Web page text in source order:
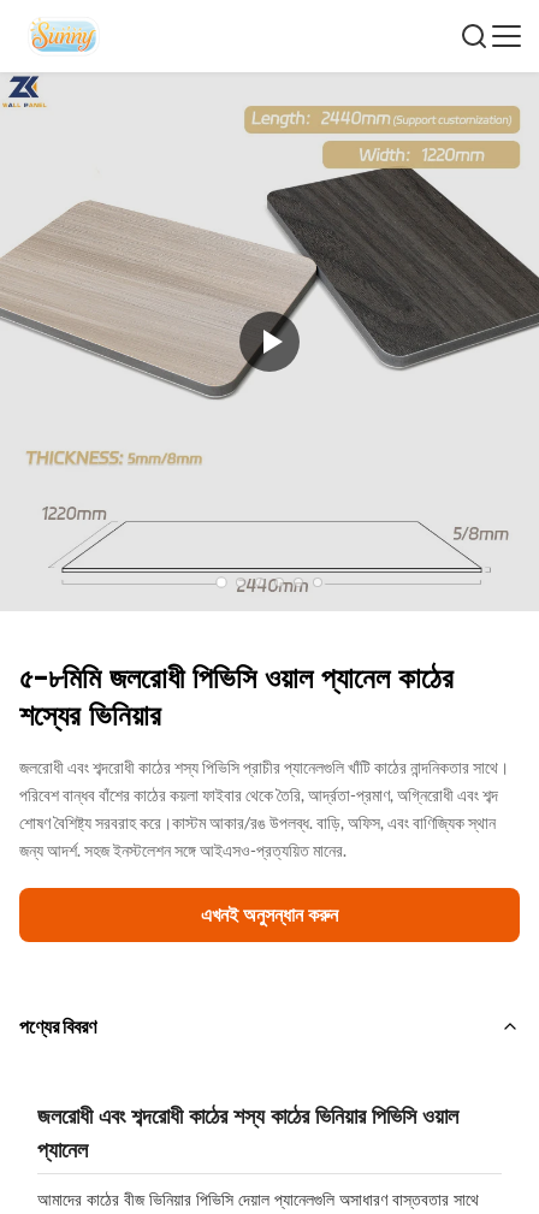
৫-৮মিমি জলরোধী পিভিসি ওয়াল প্যানেল কাঠের
শস্যের ভিনিয়ার
জলরোধী এবং শব্দরোধী কাঠের শস্য পিভিসি প্রাচীর প্যানেলগুলি খাঁটি কাঠের নান্দনিকতার সাথে।
পরিবেশ বান্ধব বাঁশের কাঠের কয়লা ফাইবার থেকে তৈরি, আর্দ্রতা-প্রমাণ, অগ্নিরোধী এবং শব্দ
শোষণ বৈশিষ্ট্য সরবরাহ করে।কাস্টম আকার/রঙ উপলব্ধ. বাড়ি, অফিস, এবং বাণিজ্যিক স্থান
জন্য আদর্শ. সহজ ইনস্টলেশন সঙ্গে আইএসও-প্রত্যয়িত মানের.
এখনই অনুসন্ধান করুন
পণ্যের বিবরণ
জলরোধী এবং শব্দরোধী কাঠের শস্য কাঠের ভিনিয়ার পিভিসি ওয়াল
প্যানেল
আমাদের কাঠের বীজ ভিনিয়ার পিভিসি দেয়াল প্যানেলগুলি অসাধারণ বাস্তবতার সাথে